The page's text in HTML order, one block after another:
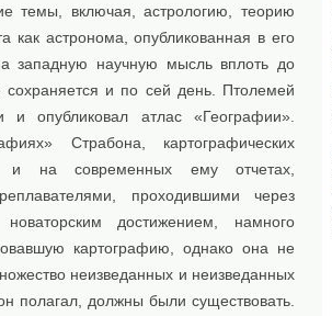
темы, включая, астрологию, теорию
как астронома, опубликованная в его
западную научную мысль вплоть до
сохраняется и по сей день. Птолемей
опубликовал атлас «Географии».
Страбона, картографических
и на современных ему отчетах,
проходившими через
достижением, намного
картографию, однако она не
неизведанных и неизведанных
полагал, должны были существовать.